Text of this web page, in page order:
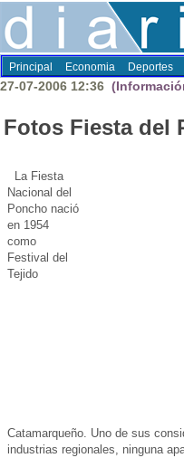
Principal Economia Deportes
27-07-2006 12:36
Fotos Fiesta del
La Fiesta
Nacional del
Poncho nació
en 1954
como
Festival del
Tejido
Catamarqueño. Uno de sus
industrias regionales, ninguna